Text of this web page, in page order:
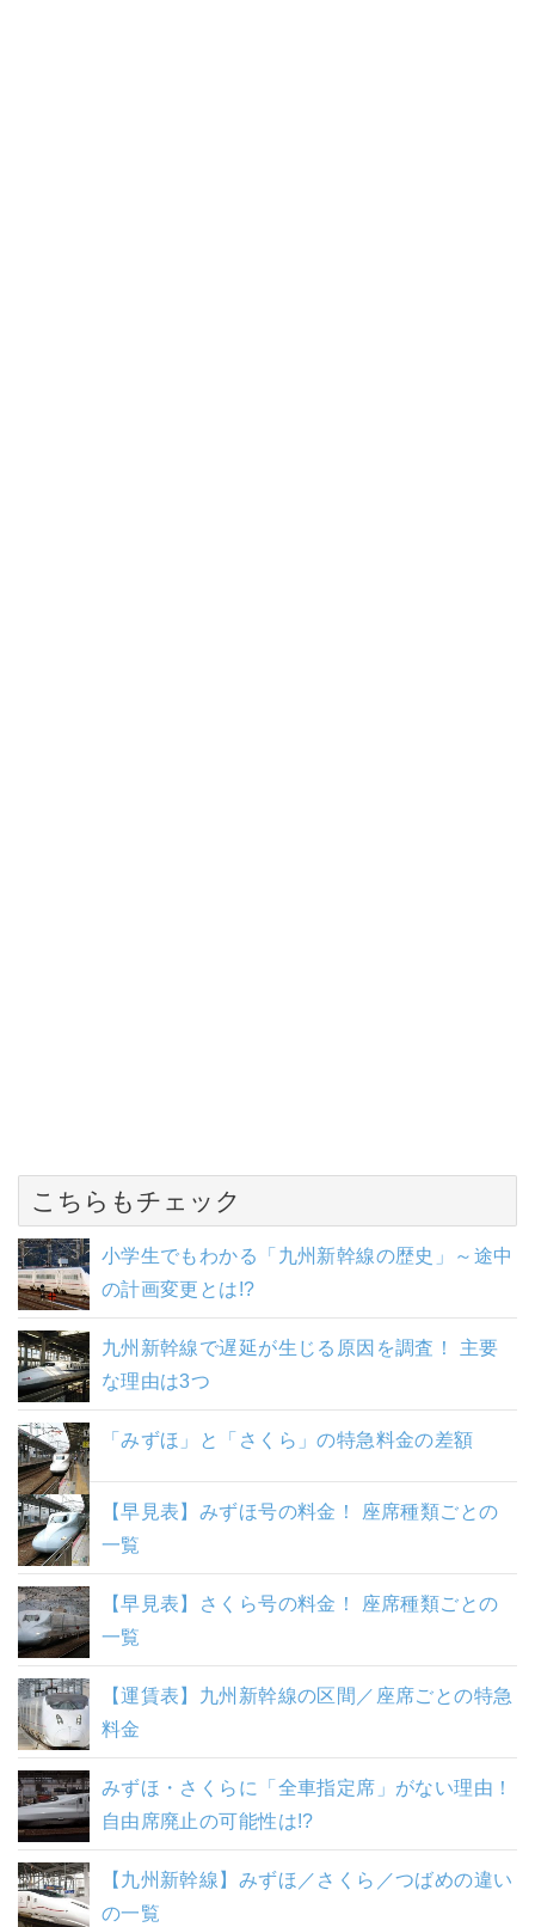
こちらもチェック
小学生でもわかる「九州新幹線の歴史」～途中
の計画変更とは!?
九州新幹線で遅延が生じる原因を調査！ 主要
な理由は3つ
「みずほ」と「さくら」の特急料金の差額
【早見表】みずほ号の料金！ 座席種類ごとの
一覧
【早見表】さくら号の料金！ 座席種類ごとの
一覧
【運賃表】九州新幹線の区間／座席ごとの特急
料金
みずほ・さくらに「全車指定席」がない理由！
自由席廃止の可能性は!?
【九州新幹線】みずほ／さくら／つばめの違い
の一覧